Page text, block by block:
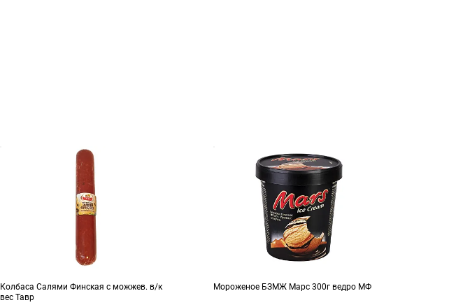
Колбаса Салями Финская с можжев. в/к
вес Тавр
Мороженое БЗМЖ Марс 300г ведро МФ